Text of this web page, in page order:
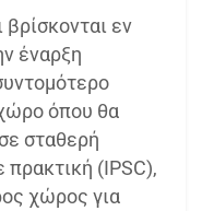
εν
έναρξη
όπου θα
σταθερή
πρακτική (IPSC),
χώρος για